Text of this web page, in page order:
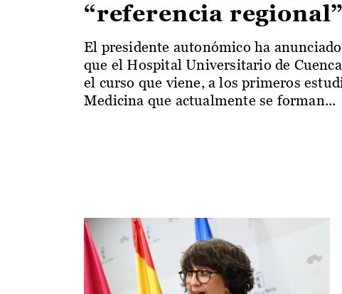
“referencia regional”
El presidente autonómico ha
que el Hospital Universitario de Cuenca
el curso que viene, a los primeros
Medicina que actualmente se forman...